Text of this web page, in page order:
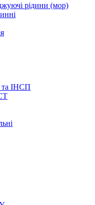
рідини (мор)
та ІНСП